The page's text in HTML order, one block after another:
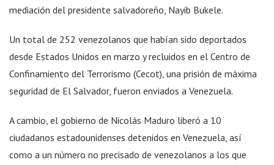
mediación del presidente salvadoreño, Nayib Bukele.
Un total de 252 venezolanos que habían sido deportados
desde Estados Unidos en marzo y recluidos en el Centro de
Confinamiento del Terrorismo (Cecot), una prisión de máxima
seguridad de El Salvador, fueron enviados a Venezuela.
A cambio, el gobierno de Nicolás Maduro liberó a 10
ciudadanos estadounidenses detenidos en Venezuela, así
como a un número no precisado de venezolanos a los que